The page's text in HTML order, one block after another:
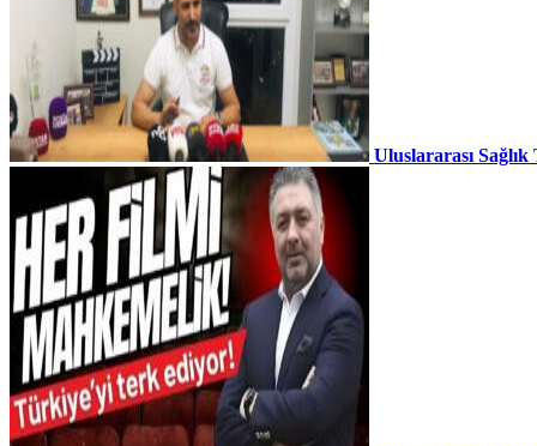
Uluslararası